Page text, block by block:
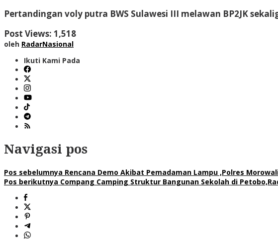
Pertandingan voly putra BWS Sulawesi III melawan BP2JK
Post Views: 1,518
oleh RadarNasional
Ikuti Kami Pada
Navigasi pos
Pos sebelumnya Rencana Demo Akibat Pemadaman Lampu ,Polres
Pos berikutnya Compang Camping Struktur Bangunan Sekolah di